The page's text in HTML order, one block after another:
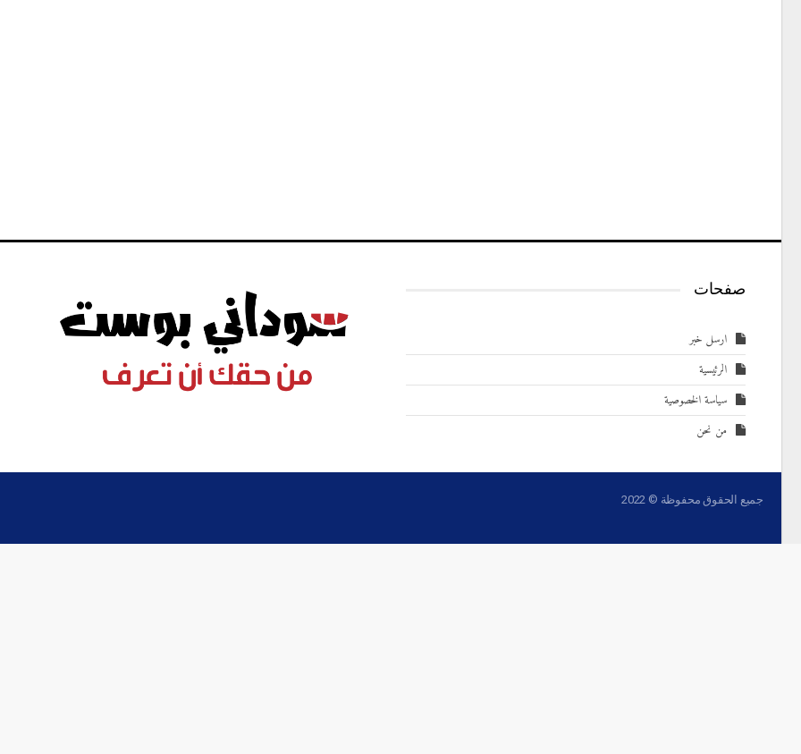
صفحات
ارسل خبر
الرئيسية
سياسة الخصوصية
من نحن
جميع الحقوق محفوظة © 2022